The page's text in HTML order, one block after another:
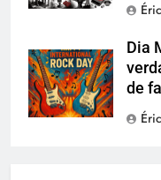
Dia
de